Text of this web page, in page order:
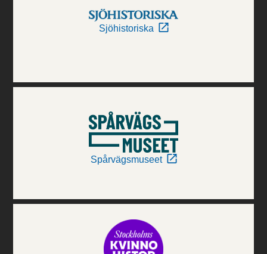
Sjöhistoriska
Spårvägsmuseet